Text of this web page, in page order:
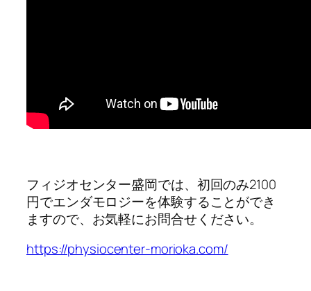
フィジオセンター盛岡では、初回のみ2100
円でエンダモロジーを体験することができ
ますので、お気軽にお問合せください。
https://physiocenter-morioka.com/